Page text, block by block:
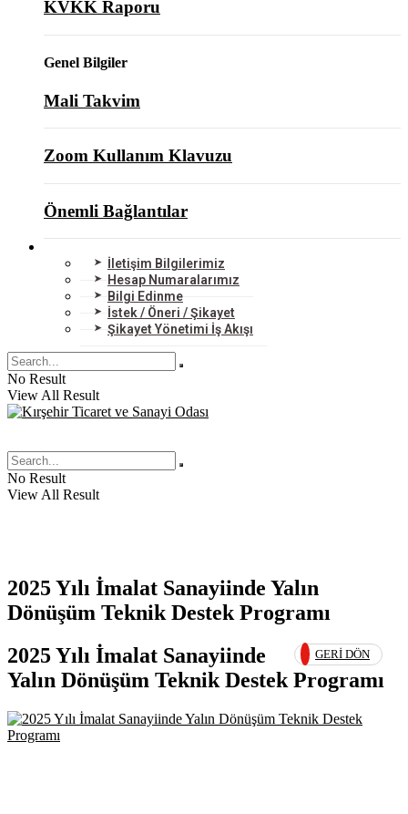
KVKK Raporu
Genel Bilgiler
Mali Takvim
Zoom Kullanım Klavuzu
Önemli Bağlantılar
İletişim Bilgilerimiz
Hesap Numaralarımız
Bilgi Edinme
İstek / Öneri / Şikayet
Şikayet Yönetimi İş Akışı
No Result
View All Result
No Result
View All Result
2025 Yılı İmalat Sanayiinde Yalın
Dönüşüm Teknik Destek Programı
GERI DÖN
2025 Yılı İmalat Sanayiinde
Yalın Dönüşüm Teknik Destek Programı